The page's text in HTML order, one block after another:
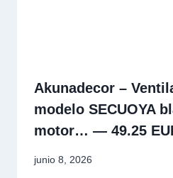
Akunadecor –
modelo SECUOYA
motor… — 49.25
junio 8, 2026